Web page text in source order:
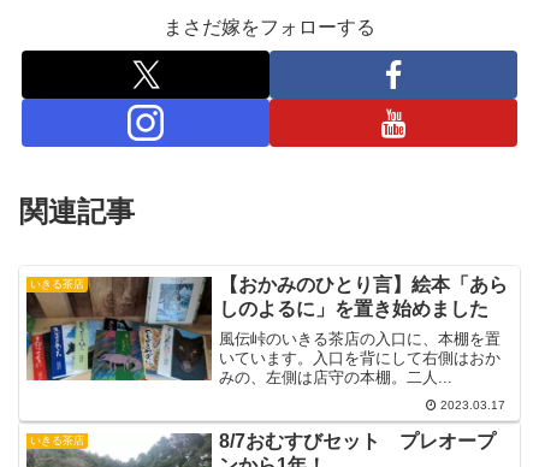
まさだ嫁をフォローする
関連記事
いきる茶店
【おかみのひとり言】絵本「あら
しのよるに」を置き始めました
風伝峠のいきる茶店の入口に、本棚を置
いています。入口を背にして右側はおか
みの、左側は店守の本棚。二人...
2023.03.17
いきる茶店
8/7おむすびセット プレオープ